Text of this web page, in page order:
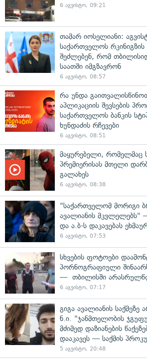
6 აგვისტო, 09:21
თამარ იოსელიანი:
საქართველოს
შეძლებენ, რომ
საათში იმგზავრონ
6 აგვისტო, 08:57
რა უნდა
აპლიკაციის შევსების
საქართველოს ბანკის
ხუნდაძის რჩევები
6 აგვისტო, 08:51
მაყურებელი, რომელმაც
პრემიერისას მთელი
გალახეს
6 აგვისტო, 08:38
"საქართველომ მორიგი
ავალიანის მკვლელებს"
და ა.ბ-ს დაკავებას
6 აგვისტო, 07:53
სხვების ფოტოები
პორნოგრაფიული
— თბილისში
6 აგვისტო, 07:17
გიგა ავალიანის
ნ.ი. "ჯანმთელობის
მძიმედ დაზიანების
დააკავეს — საქმის
5 აგვისტო, 20:48